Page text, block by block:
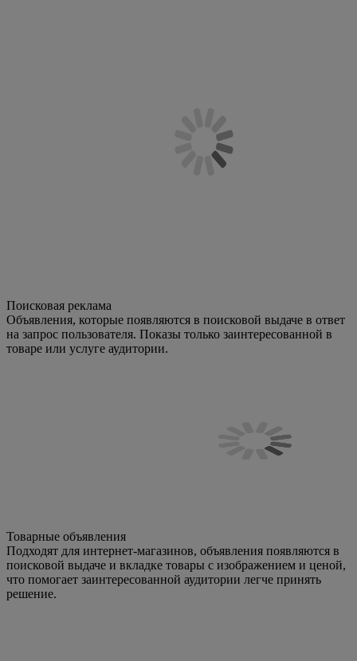
Поисковая реклама
Объявления, которые появляются в поисковой выдаче в ответ
на запрос пользователя. Показы только заинтересованной в
товаре или услуге аудитории.
Товарные объявления
Подходят для интернет-магазинов, объявления появляются в
поисковой выдаче и вкладке товары с изображением и ценой,
что помогает заинтересованной аудитории легче принять
решение.